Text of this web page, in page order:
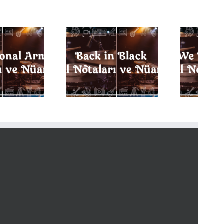
in Black Davul
ve Nüansları
We Will Rock You Davul
Notaları ve Nüansları